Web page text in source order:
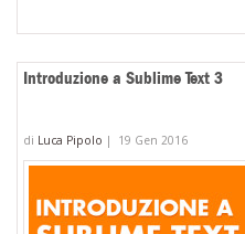
Introduzione a Sublime Text 3
di Luca Pipolo | 19 Gen 2016